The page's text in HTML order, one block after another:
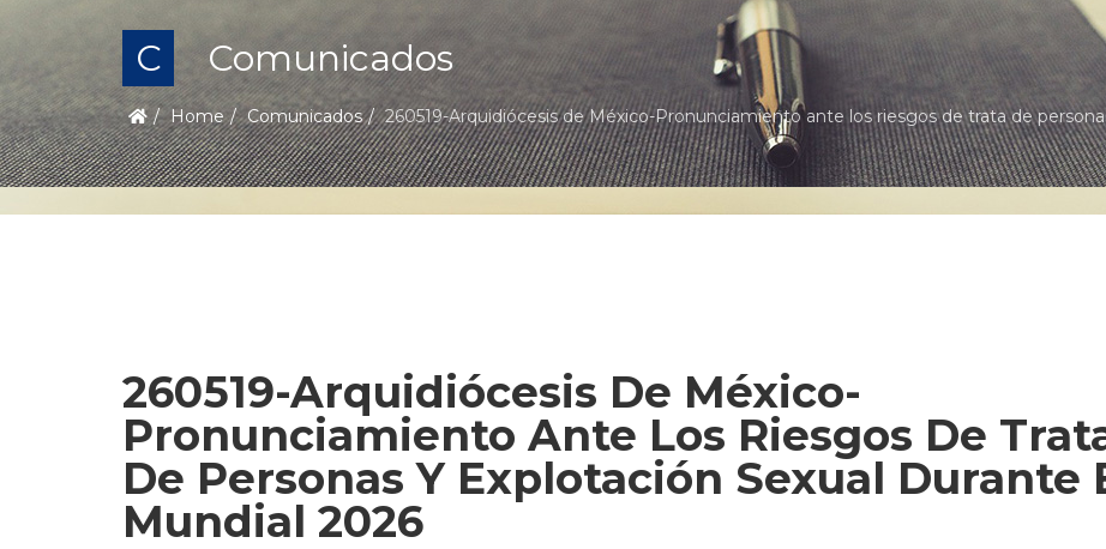
C Comunicados
Home Comunicados 260519-Arquidiócesis de México-Pronunciamiento ante los riesgos de trata de
260519-Arquidiócesis De México-
Pronunciamiento Ante Los Riesgos De
De Personas Y Explotación Sexual Durante
Mundial 2026